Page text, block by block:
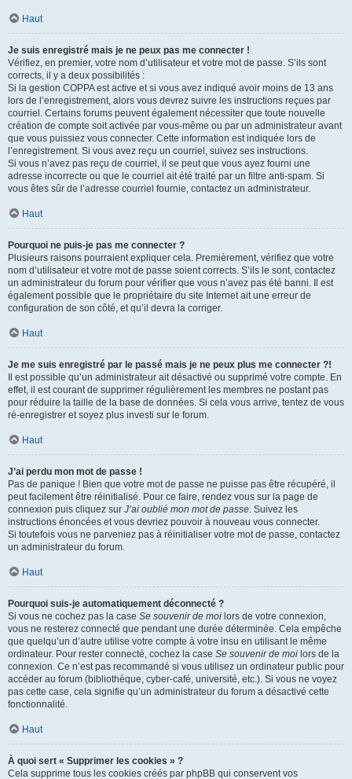
Haut
Je suis enregistré mais je ne peux pas me connecter !
Vérifiez, en premier, votre nom d’utilisateur et votre mot de passe. S’ils sont
corrects, il y a deux possibilités :
Si la gestion COPPA est active et si vous avez indiqué avoir moins de 13 ans
lors de l’enregistrement, alors vous devrez suivre les instructions reçues par
courriel. Certains forums peuvent également nécessiter que toute nouvelle
création de compte soit activée par vous-même ou par un administrateur avant
que vous puissiez vous connecter. Cette information est indiquée lors de
l’enregistrement. Si vous avez reçu un courriel, suivez ses instructions.
Si vous n’avez pas reçu de courriel, il se peut que vous ayez fourni une
adresse incorrecte ou que le courriel ait été traité par un filtre anti-spam. Si
vous êtes sûr de l’adresse courriel fournie, contactez un administrateur.
Haut
Pourquoi ne puis-je pas me connecter ?
Plusieurs raisons pourraient expliquer cela. Premièrement, vérifiez que votre
nom d’utilisateur et votre mot de passe soient corrects. S’ils le sont, contactez
un administrateur du forum pour vérifier que vous n’avez pas été banni. Il est
également possible que le propriétaire du site Internet ait une erreur de
configuration de son côté, et qu’il devra la corriger.
Haut
Je me suis enregistré par le passé mais je ne peux plus me connecter ?!
Il est possible qu’un administrateur ait désactivé ou supprimé votre compte. En
effet, il est courant de supprimer régulièrement les membres ne postant pas
pour réduire la taille de la base de données. Si cela vous arrive, tentez de vous
ré-enregistrer et soyez plus investi sur le forum.
Haut
J’ai perdu mon mot de passe !
Pas de panique ! Bien que votre mot de passe ne puisse pas être récupéré, il
peut facilement être réinitialisé. Pour ce faire, rendez vous sur la page de
connexion puis cliquez sur J’ai oublié mon mot de passe. Suivez les
instructions énoncées et vous devriez pouvoir à nouveau vous connecter.
Si toutefois vous ne parveniez pas à réinitialiser votre mot de passe, contactez
un administrateur du forum.
Haut
Pourquoi suis-je automatiquement déconnecté ?
Si vous ne cochez pas la case Se souvenir de moi lors de votre connexion,
vous ne resterez connecté que pendant une durée déterminée. Cela empêche
que quelqu’un d’autre utilise votre compte à votre insu en utilisant le même
ordinateur. Pour rester connecté, cochez la case Se souvenir de moi lors de la
connexion. Ce n’est pas recommandé si vous utilisez un ordinateur public pour
accéder au forum (bibliothèque, cyber-café, université, etc.). Si vous ne voyez
pas cette case, cela signifie qu’un administrateur du forum a désactivé cette
fonctionnalité.
Haut
À quoi sert « Supprimer les cookies » ?
Cela supprime tous les cookies créés par phpBB qui conservent vos